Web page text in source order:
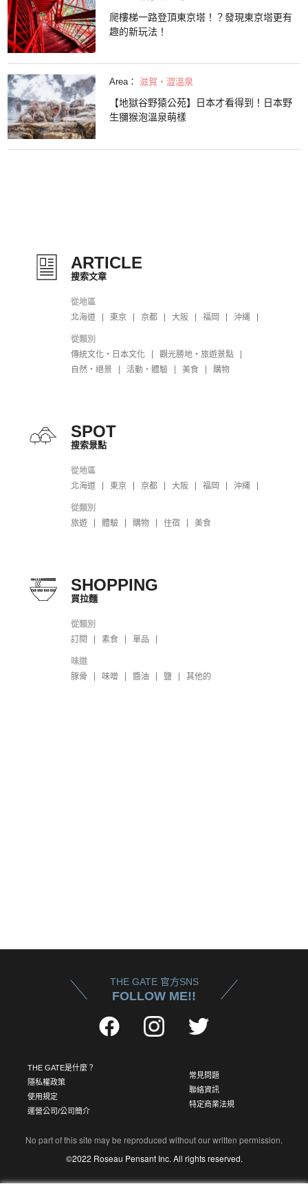
爬樓梯一路登頂東京塔！？發現東京塔更有
趣的新玩法！
Area： 滋賀・澀溫泉
【地獄谷野猿公苑】日本才看得到！日本野
生獼猴泡溫泉萌樣
ARTICLE
搜索文章
從地區
北海道
東京 京都 大阪 福岡 沖縄
從類別
傳統文化・日本文化
觀光勝地・旅遊景點
自然・絕景
活動・體驗 美食 購物
SPOT
搜索景點
從地區
北海道
東京 京都 大阪 福岡 沖縄
從類別
旅遊
體驗 購物 住宿 美食
SHOPPING
買拉麵
從類別
訂閱
素食 單品
味道
豚骨
味噌 醬油 鹽 其他的
THE GATE 官方SNS
FOLLOW ME!!
THE GATE是什麼？
隱私權政策
使用規定
運營公司/公司簡介
常見問題
聯絡資訊
特定商業法規
No part of this site may be reproduced without our written permission.
©2022 Roseau Pensant Inc. All rights reserved.